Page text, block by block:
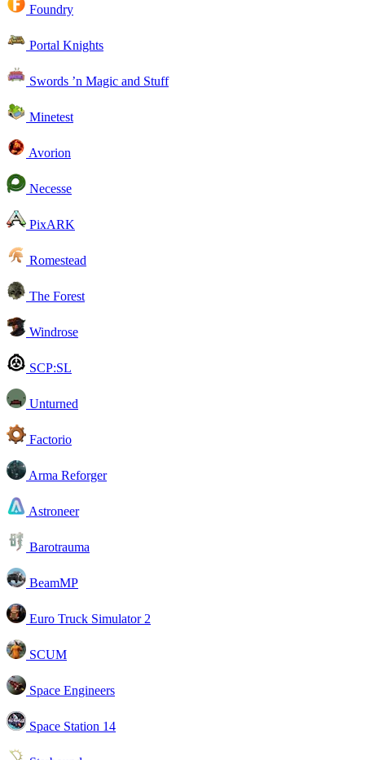
Foundry
Portal Knights
Swords ’n Magic and Stuff
Minetest
Avorion
Necesse
PixARK
Romestead
The Forest
Windrose
SCP:SL
Unturned
Factorio
Arma Reforger
Astroneer
Barotrauma
BeamMP
Euro Truck Simulator 2
SCUM
Space Engineers
Space Station 14